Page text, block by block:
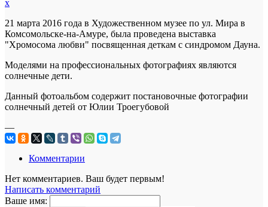
x
21 марта 2016 года в Художественном музее по ул. Мира в
Комсомольске-на-Амуре, была проведена выставка
"Хромосома любви" посвященная деткам с синдромом Дауна.
Моделями на профессиональных фотографиях являются
солнечные дети.
Данный фотоальбом содержит постановочные фотографии
солнечный детей от Юлии Троегубовой
—
Комментарии
Нет комментариев. Ваш будет первым!
Написать комментарий
Ваше имя: